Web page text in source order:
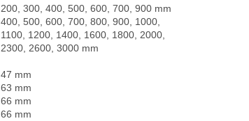
200, 300, 400, 500, 600, 700, 900 mm
400, 500, 600, 700, 800, 900, 1000,
1100, 1200, 1400, 1600, 1800, 2000,
2300, 2600, 3000 mm
47 mm
63 mm
66 mm
66 mm